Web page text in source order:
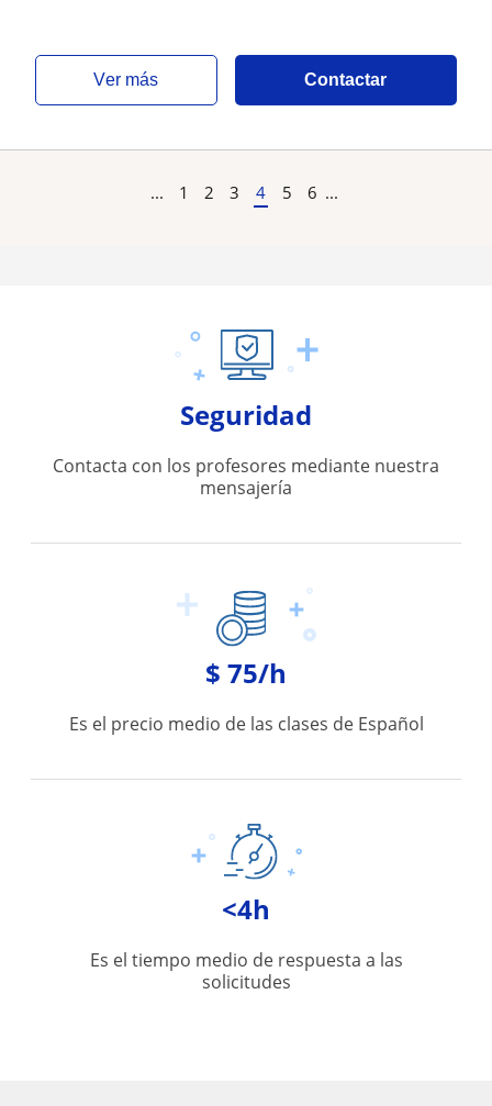
ver más Contactar
... 1 2 3 4 5 6 ...
Seguridad
Contacta con los profesores mediante nuestra
mensajería
$ 75/h
Es el precio medio de las clases de Español
<4h
Es el tiempo medio de respuesta a las
solicitudes